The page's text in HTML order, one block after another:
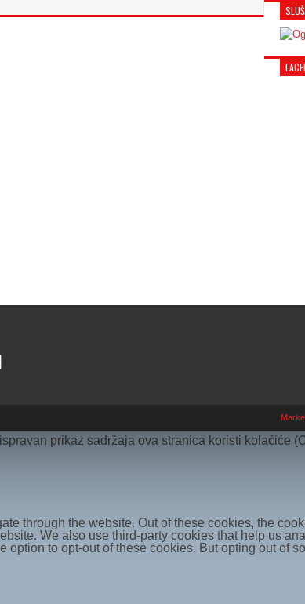
prikaz sadržaja ova stranica koristi kolačiće
through the website. Out of these cookies, the
We also use third-party cookies that help us
to opt-out of these cookies. But opting out of